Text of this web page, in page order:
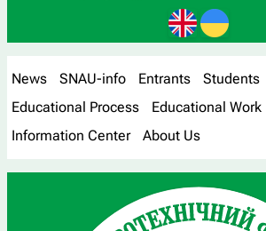
News SNAU-info Entrants Students
Educational Process
Educational Work
Information Center
About Us